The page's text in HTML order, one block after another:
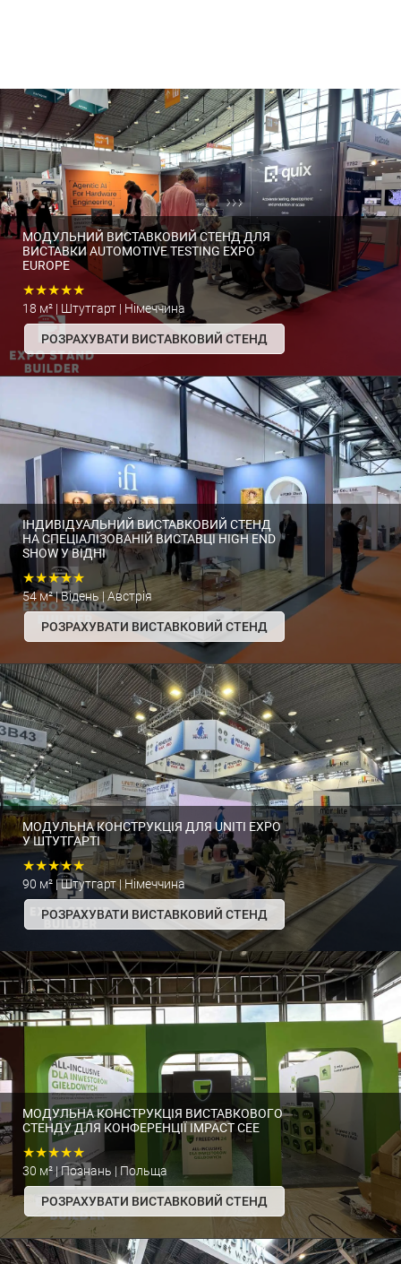
МОДУЛЬНИЙ ВИСТАВКОВИЙ СТЕНД ДЛЯ
ВИСТАВКИ AUTOMOTIVE TESTING EXPO
EUROPE
★★★★★
18 м² | Штутгарт | Німеччина
РОЗРАХУВАТИ ВИСТАВКОВИЙ СТЕНД
ІНДИВІДУАЛЬНИЙ ВИСТАВКОВИЙ СТЕНД
НА СПЕЦІАЛІЗОВАНІЙ ВИСТАВЦІ HIGH END
SHOW У ВІДНІ
★★★★★
54 м² | Відень | Австрія
РОЗРАХУВАТИ ВИСТАВКОВИЙ СТЕНД
МОДУЛЬНА КОНСТРУКЦІЯ ДЛЯ UNITI EXPO
У ШТУТГАРТІ
★★★★★
90 м² | Штутгарт | Німеччина
РОЗРАХУВАТИ ВИСТАВКОВИЙ СТЕНД
МОДУЛЬНА КОНСТРУКЦІЯ ВИСТАВКОВОГО
СТЕНДУ ДЛЯ КОНФЕРЕНЦІЇ IMPACT CEE
★★★★★
30 м² | Познань | Польща
РОЗРАХУВАТИ ВИСТАВКОВИЙ СТЕНД